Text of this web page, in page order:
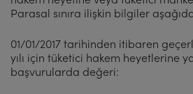
Parasal sınıra ilişkin bilgiler
01/01/2017 tarihinden itibaren
yılı için tüketici hakem heyetlerine
başvurularda değeri: